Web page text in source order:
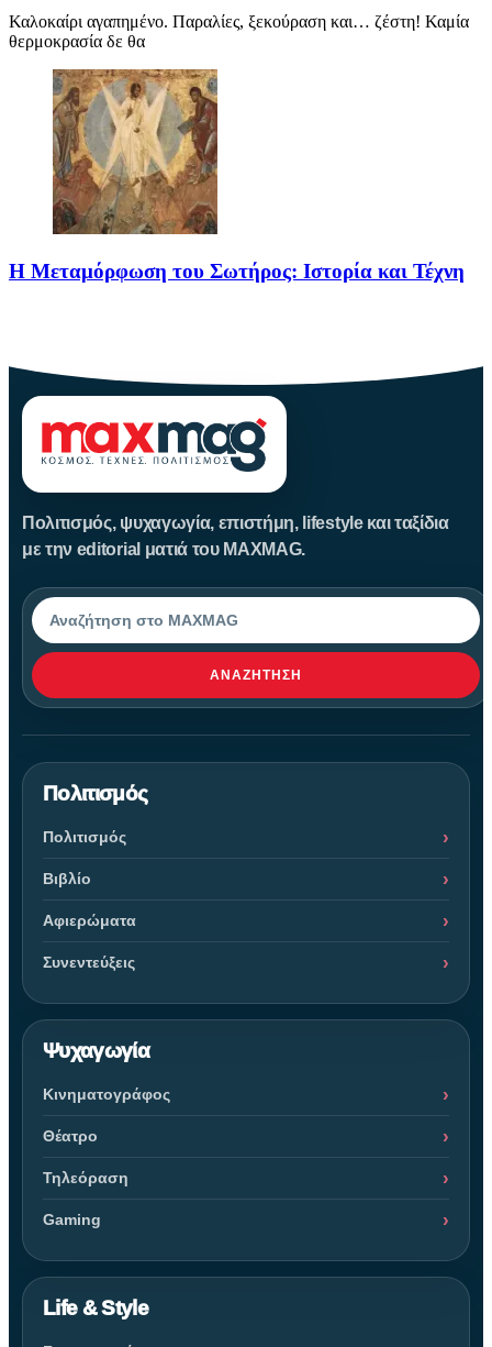
Καλοκαίρι αγαπημένο. Παραλίες, ξεκούραση και… ζέστη! Καμία
θερμοκρασία δε θα
Η Μεταμόρφωση του Σωτήρος: Ιστορία και Τέχνη
Πολιτισμός, ψυχαγωγία, επιστήμη, lifestyle και ταξίδια
με την editorial ματιά του MAXMAG.
Αναζήτηση
ΑΝΑΖΉΤΗΣΗ
Πολιτισμός
Πολιτισμός
Βιβλίο
Αφιερώματα
Συνεντεύξεις
Ψυχαγωγία
Κινηματογράφος
Θέατρο
Τηλεόραση
Gaming
Life & Style